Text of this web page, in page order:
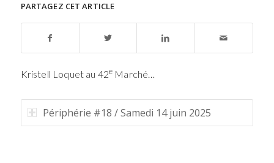
PARTAGEZ CET ARTICLE
Kristell Loquet au 42e Marché…
Périphérie #18 / Samedi 14 juin 2025